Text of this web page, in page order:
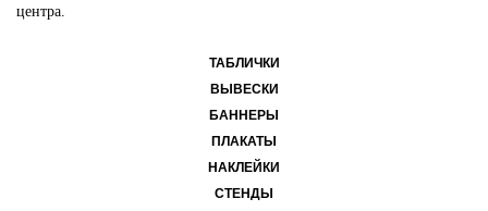
центра.
ТАБЛИЧКИ
ВЫВЕСКИ
БАННЕРЫ
ПЛАКАТЫ
НАКЛЕЙКИ
СТЕНДЫ